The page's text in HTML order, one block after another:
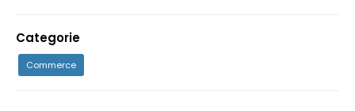
Categorie
Commerce